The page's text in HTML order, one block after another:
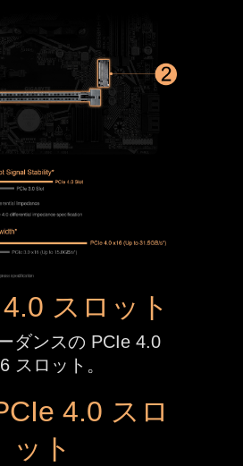
スロット
ダンスの PCIe 4.0
スロット。
4.0 スロ
ット